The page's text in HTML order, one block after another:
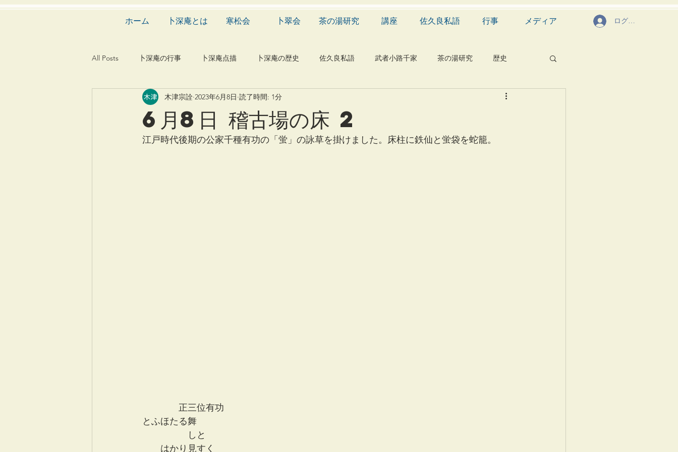
ホーム 卜深庵とは 寒松会 卜翠会 茶の湯研究 講座 佐久良私語 行事 メディア ログイン
All Posts 卜深庵の行事 卜深庵点描 卜深庵の歴史 佐久良私語 武者小路千家 茶の湯研究 歴史
漢詩 俳諧 文学 有職 食文化
建築 造園 動物 植物 自然科学 音楽 メディア blog 芸能 茶道具
6月8日 稽古場の床 2
木津宗詮 2023年6月8日 読了時間: 1分
江戸時代後期の公家千種有功の「蛍」の詠草を掛けました。床柱に鉄仙と蛍袋を蛇籠。
正三位有功
とふほたる舞
しと
はかり見すく